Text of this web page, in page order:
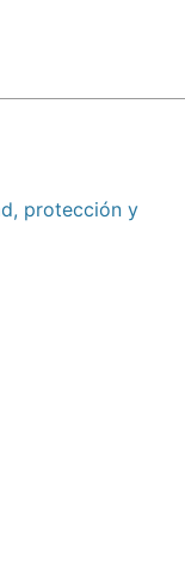
protección y